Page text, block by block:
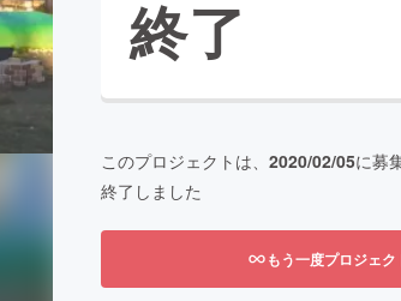
コミュニティ 終了
このプロジェクトは、 2020/02/05に募
終了しました
もう一度プロジェ